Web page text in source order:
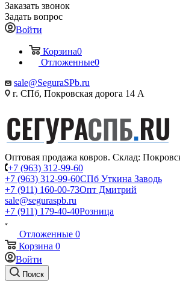
Заказать звонок
Задать вопрос
Войти
Корзина0
Отложенные0
sale@SeguraSPb.ru
г. СПб, Покровская дорога 14 А
Оптовая продажа ковров. Склад:
+7 (963) 312-99-60
+7 (963) 312-99-60СПб Уткина Заводь
+7 (911) 160-00-73Опт Дмитрий
sale@seguraspb.ru
+7 (911) 179-40-40Розница
Отложенные 0
Корзина 0
Войти
Поиск